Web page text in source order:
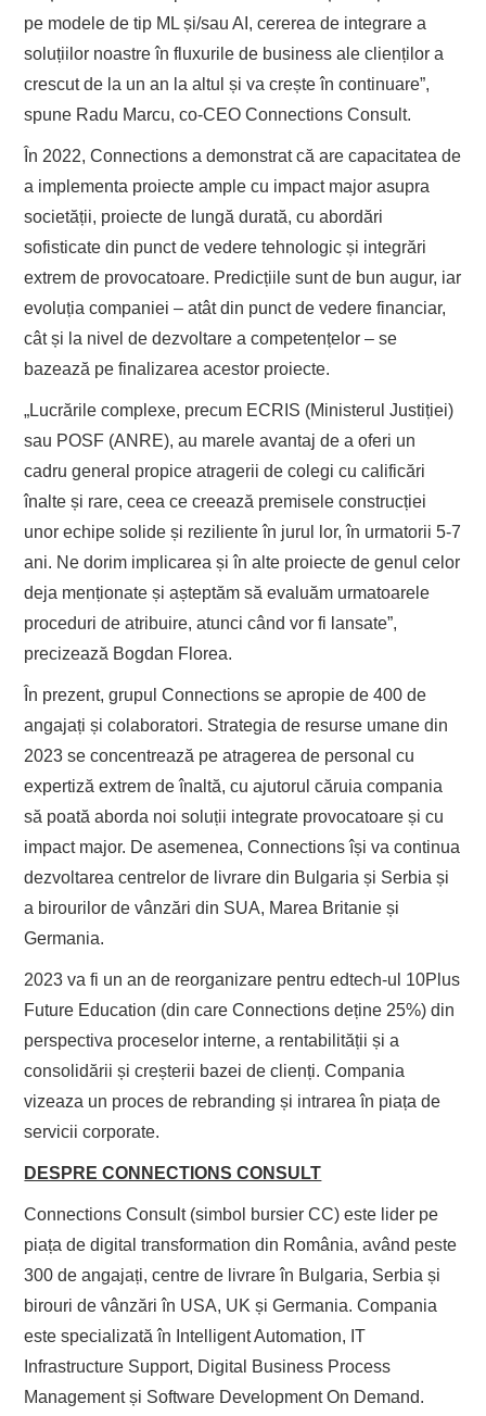
pe modele de tip ML și/sau AI, cererea de integrare a
soluțiilor noastre în fluxurile de business ale clienților a
crescut de la un an la altul și va crește în continuare”,
spune Radu Marcu, co-CEO Connections Consult.
În 2022, Connections a demonstrat că are capacitatea de
a implementa proiecte ample cu impact major asupra
societății, proiecte de lungă durată, cu abordări
sofisticate din punct de vedere tehnologic și integrări
extrem de provocatoare. Predicțiile sunt de bun augur, iar
evoluția companiei – atât din punct de vedere financiar,
cât și la nivel de dezvoltare a competențelor – se
bazează pe finalizarea acestor proiecte.
„Lucrările complexe, precum ECRIS (Ministerul Justiției)
sau POSF (ANRE), au marele avantaj de a oferi un
cadru general propice atragerii de colegi cu calificări
înalte și rare, ceea ce creează premisele construcției
unor echipe solide și reziliente în jurul lor, în urmatorii 5-7
ani. Ne dorim implicarea și în alte proiecte de genul celor
deja menționate și așteptăm să evaluăm urmatoarele
proceduri de atribuire, atunci când vor fi lansate”,
precizează Bogdan Florea.
În prezent, grupul Connections se apropie de 400 de
angajați și colaboratori. Strategia de resurse umane din
2023 se concentrează pe atragerea de personal cu
expertiză extrem de înaltă, cu ajutorul căruia compania
să poată aborda noi soluții integrate provocatoare și cu
impact major. De asemenea, Connections își va continua
dezvoltarea centrelor de livrare din Bulgaria și Serbia și
a birourilor de vânzări din SUA, Marea Britanie și
Germania.
2023 va fi un an de reorganizare pentru edtech-ul 10Plus
Future Education (din care Connections deține 25%) din
perspectiva proceselor interne, a rentabilității și a
consolidării și creșterii bazei de clienți. Compania
vizeaza un proces de rebranding și intrarea în piața de
servicii corporate.
DESPRE CONNECTIONS CONSULT
Connections Consult (simbol bursier CC) este lider pe
piața de digital transformation din România, având peste
300 de angajați, centre de livrare în Bulgaria, Serbia și
birouri de vânzări în USA, UK și Germania. Compania
este specializată în Intelligent Automation, IT
Infrastructure Support, Digital Business Process
Management și Software Development On Demand.